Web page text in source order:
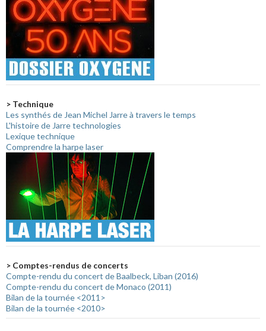
> Technique
Les synthés de Jean Michel Jarre à travers le temps
L'histoire de Jarre technologies
Lexique technique
Comprendre la harpe laser
> Comptes-rendus de concerts
Compte-rendu du concert de Baalbeck, Liban (2016)
Compte-rendu du concert de Monaco (2011)
Bilan de la tournée <2011>
Bilan de la tournée <2010>